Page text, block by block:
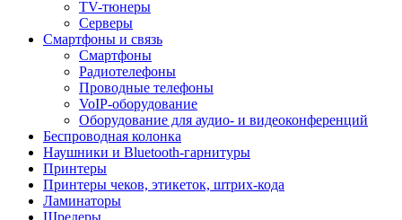
TV-тюнеры
Серверы
Смартфоны и связь
Смартфоны
Радиотелефоны
Проводные телефоны
VoIP-оборудование
Оборудование для аудио- и видеоконференций
Беспроводная колонка
Наушники и Bluetooth-гарнитуры
Принтеры
Принтеры чеков, этикеток, штрих-кода
Ламинаторы
Шредеры